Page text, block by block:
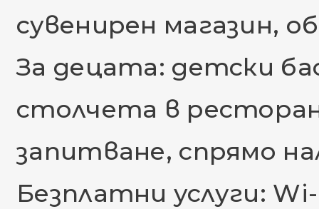
сувенирен магазин,
За децата: детски
столчета в
запитване, спрямо
Безплатни услуги: